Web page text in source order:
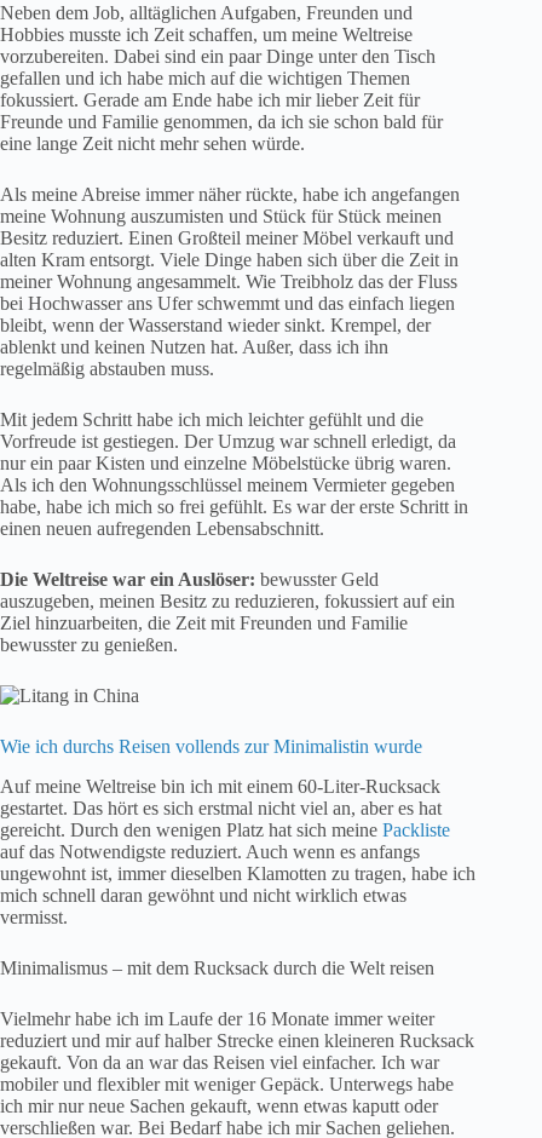
Neben dem Job, alltäglichen Aufgaben, Freunden und
Hobbies musste ich Zeit schaffen, um meine Weltreise
vorzubereiten. Dabei sind ein paar Dinge unter den Tisch
gefallen und ich habe mich auf die wichtigen Themen
fokussiert. Gerade am Ende habe ich mir lieber Zeit für
Freunde und Familie genommen, da ich sie schon bald für
eine lange Zeit nicht mehr sehen würde.
Als meine Abreise immer näher rückte, habe ich angefangen
meine Wohnung auszumisten und Stück für Stück meinen
Besitz reduziert. Einen Großteil meiner Möbel verkauft und
alten Kram entsorgt. Viele Dinge haben sich über die Zeit in
meiner Wohnung angesammelt. Wie Treibholz das der Fluss
bei Hochwasser ans Ufer schwemmt und das einfach liegen
bleibt, wenn der Wasserstand wieder sinkt. Krempel, der
ablenkt und keinen Nutzen hat. Außer, dass ich ihn
regelmäßig abstauben muss.
Mit jedem Schritt habe ich mich leichter gefühlt und die
Vorfreude ist gestiegen. Der Umzug war schnell erledigt, da
nur ein paar Kisten und einzelne Möbelstücke übrig waren.
Als ich den Wohnungsschlüssel meinem Vermieter gegeben
habe, habe ich mich so frei gefühlt. Es war der erste Schritt in
einen neuen aufregenden Lebensabschnitt.
Die Weltreise war ein Auslöser: bewusster Geld
auszugeben, meinen Besitz zu reduzieren, fokussiert auf ein
Ziel hinzuarbeiten, die Zeit mit Freunden und Familie
bewusster zu genießen.
Wie ich durchs Reisen vollends zur Minimalistin wurde
Auf meine Weltreise bin ich mit einem 60-Liter-Rucksack
gestartet. Das hört es sich erstmal nicht viel an, aber es hat
gereicht. Durch den wenigen Platz hat sich meine Packliste
auf das Notwendigste reduziert. Auch wenn es anfangs
ungewohnt ist, immer dieselben Klamotten zu tragen, habe ich
mich schnell daran gewöhnt und nicht wirklich etwas
vermisst.
Minimalismus – mit dem Rucksack durch die Welt reisen
Vielmehr habe ich im Laufe der 16 Monate immer weiter
reduziert und mir auf halber Strecke einen kleineren Rucksack
gekauft. Von da an war das Reisen viel einfacher. Ich war
mobiler und flexibler mit weniger Gepäck. Unterwegs habe
ich mir nur neue Sachen gekauft, wenn etwas kaputt oder
verschließen war. Bei Bedarf habe ich mir Sachen geliehen.